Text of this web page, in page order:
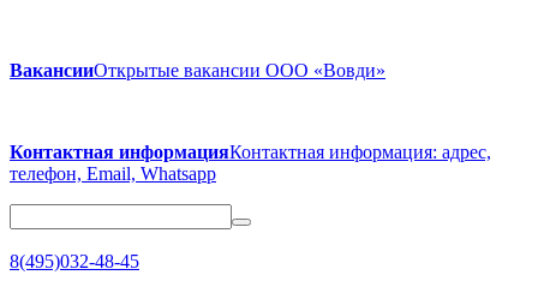
ВакансииОткрытые вакансии ООО «Вовди»
Контактная информацияКонтактная информация: адрес,
телефон, Email, Whatsapp
8(495)032-48-45